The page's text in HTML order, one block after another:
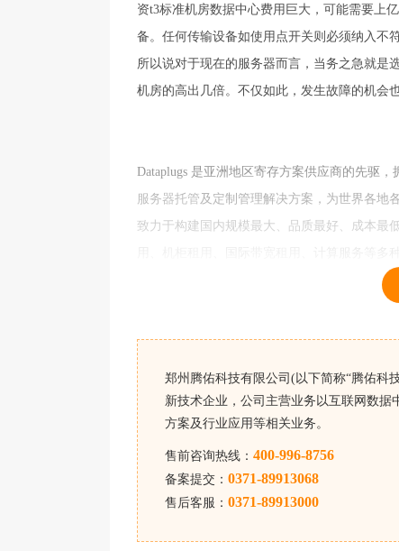
资t3标准机房数据中心费用巨大，可能需要上
备。任何传输设备如使用点开关则必须纳入不
所以说对于现在的服务器而言，当务之急就是
机房的高出几倍。不仅如此，发生故障的机会
Dataplugs 是亚洲地区寄存方案供应商的先驱
服务器托管及定制管理解决方案，为世界各地
致力于构建国内规模最大、品质最好、成本最
郑州腾佑科技有限公司(以下简称“腾佑科
新技术企业，公司主营业务以互联网数据
方案及行业应用等相关业务。
售前咨询热线： 400-996-8756
备案提交： 0371-89913068
售后客服： 0371-89913000